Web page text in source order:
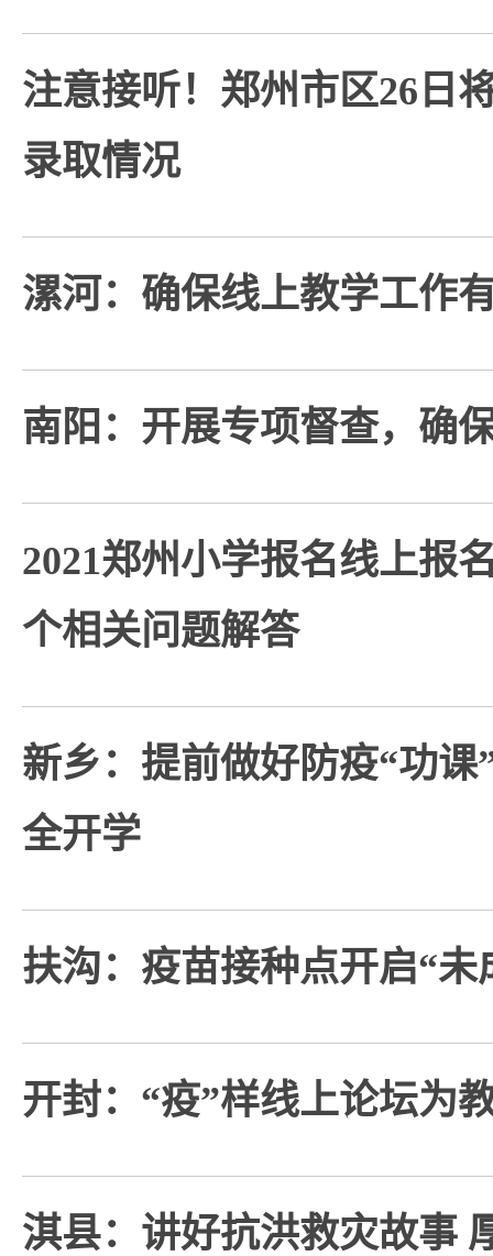
注意接听！郑州市区26日
录取情况
漯河：确保线上教学工作
南阳：开展专项督查，确
2021郑州小学报名线上报
个相关问题解答
新乡：提前做好防疫“功课
全开学
扶沟：疫苗接种点开启“未
开封：“疫”样线上论坛为
淇县：讲好抗洪救灾故事